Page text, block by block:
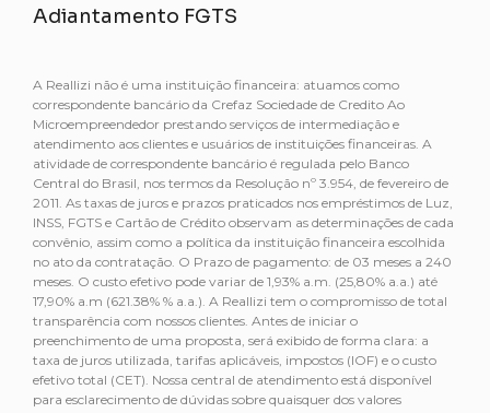
Adiantamento FGTS
A Reallizi não é uma instituição financeira: atuamos como
correspondente bancário da Crefaz Sociedade de Credito Ao
Microempreendedor prestando serviços de intermediação e
atendimento aos clientes e usuários de instituições financeiras. A
atividade de correspondente bancário é regulada pelo Banco
Central do Brasil, nos termos da Resolução nº 3.954, de fevereiro de
2011. As taxas de juros e prazos praticados nos empréstimos de Luz,
INSS, FGTS e Cartão de Crédito observam as determinações de cada
convênio, assim como a política da instituição financeira escolhida
no ato da contratação. O Prazo de pagamento: de 03 meses a 240
meses. O custo efetivo pode variar de 1,93% a.m. (25,80% a.a.) até
17,90% a.m (621.38% % a.a.). A Reallizi tem o compromisso de total
transparência com nossos clientes. Antes de iniciar o
preenchimento de uma proposta, será exibido de forma clara: a
taxa de juros utilizada, tarifas aplicáveis, impostos (IOF) e o custo
efetivo total (CET). Nossa central de atendimento está disponível
para esclarecimento de dúvidas sobre quaisquer dos valores